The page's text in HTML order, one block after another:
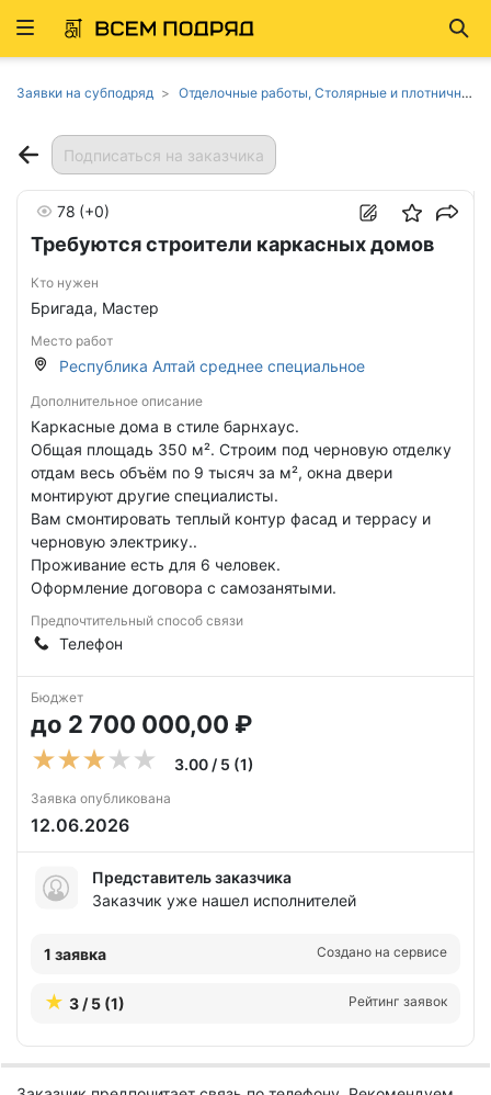
Развернуть
Заявки на субподряд Отделочные работы, Столярные и плотничные работы в Республике Алтай
Подписаться на заказчика
Требуются строители каркасных домов
78 (+0)
Кто нужен
Бригада, Мастер
Место работ
Республика Алтай среднее специальное
Дополнительное описание
Каркасные дома в стиле барнхаус.
Общая площадь 350 м². Строим под черновую отделку
отдам весь объём по 9 тысяч за м², окна двери
монтируют другие специалисты.
Вам смонтировать теплый контур фасад и террасу и
черновую электрику..
Проживание есть для 6 человек.
Оформление договора с самозанятыми.
Предпочтительный способ связи
Телефон
Бюджет
до 2 700 000,00 ₽
3.00 / 5 (1)
Заявка опубликована
12.06.2026
Представитель заказчика
Заказчик уже нашел исполнителей
1 заявка Создано на сервисе
3 / 5 (1) Рейтинг заявок